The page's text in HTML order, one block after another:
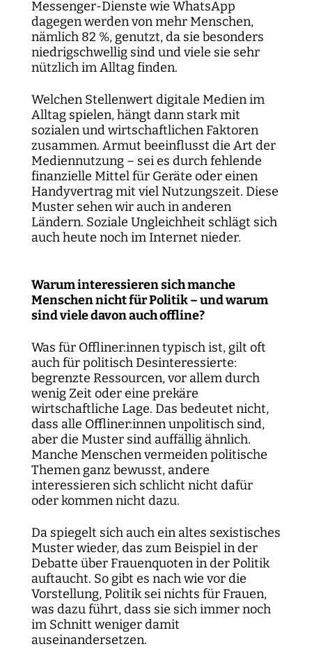
Messenger-Dienste wie WhatsApp
dagegen werden von mehr Menschen,
nämlich 82 %, genutzt, da sie besonders
niedrigschwellig sind und viele sie sehr
nützlich im Alltag finden.
Welchen Stellenwert digitale Medien im
Alltag spielen, hängt dann stark mit
sozialen und wirtschaftlichen Faktoren
zusammen. Armut beeinflusst die Art der
Mediennutzung – sei es durch fehlende
finanzielle Mittel für Geräte oder einen
Handyvertrag mit viel Nutzungszeit. Diese
Muster sehen wir auch in anderen
Ländern. Soziale Ungleichheit schlägt sich
auch heute noch im Internet nieder.
Warum interessieren sich manche
Menschen nicht für Politik – und warum
sind viele davon auch offline?
Was für Offliner:innen typisch ist, gilt oft
auch für politisch Desinteressierte:
begrenzte Ressourcen, vor allem durch
wenig Zeit oder eine prekäre
wirtschaftliche Lage. Das bedeutet nicht,
dass alle Offliner:innen unpolitisch sind,
aber die Muster sind auffällig ähnlich.
Manche Menschen vermeiden politische
Themen ganz bewusst, andere
interessieren sich schlicht nicht dafür
oder kommen nicht dazu.
Da spiegelt sich auch ein altes sexistisches
Muster wieder, das zum Beispiel in der
Debatte über Frauenquoten in der Politik
auftaucht. So gibt es nach wie vor die
Vorstellung, Politik sei nichts für Frauen,
was dazu führt, dass sie sich immer noch
im Schnitt weniger damit
auseinandersetzen.